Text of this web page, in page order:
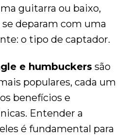
guitarra ou baixo,
deparam com uma
o tipo de captador.
e humbuckers são
populares, cada um
benefícios e
Entender a
é fundamental para